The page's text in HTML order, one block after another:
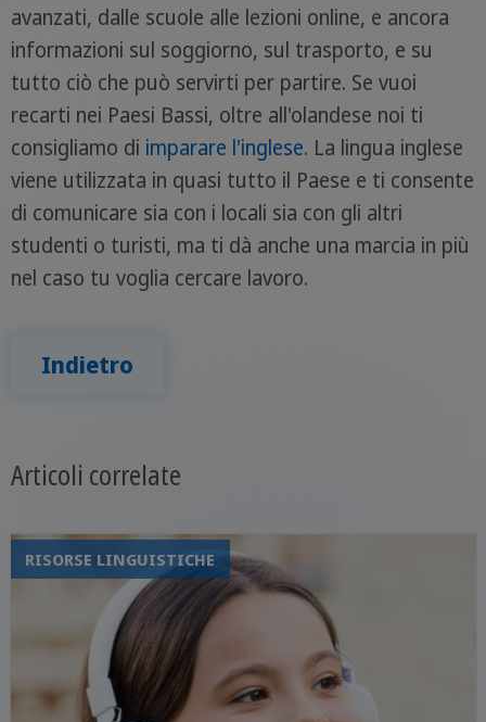
avanzati, dalle scuole alle lezioni online, e ancora
informazioni sul soggiorno, sul trasporto, e su
tutto ciò che può servirti per partire. Se vuoi
recarti nei Paesi Bassi, oltre all'olandese noi ti
consigliamo di imparare l'inglese. La lingua inglese
viene utilizzata in quasi tutto il Paese e ti consente
di comunicare sia con i locali sia con gli altri
studenti o turisti, ma ti dà anche una marcia in più
nel caso tu voglia cercare lavoro.
Indietro
Articoli correlate
RISORSE LINGUISTICHE